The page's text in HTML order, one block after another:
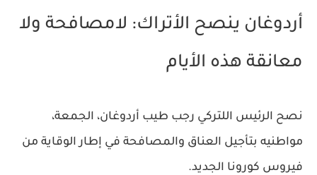
أردوغان ينصح الأتراك: لامصافحة ولا
معانقة هذه الأيام
نصح الرئيس اللتركي رجب طيب أردوغان، الجمعة،
مواطنيه بتأجيل العناق والمصافحة في إطار الوقاية من
فيروس كورونا الجديد.